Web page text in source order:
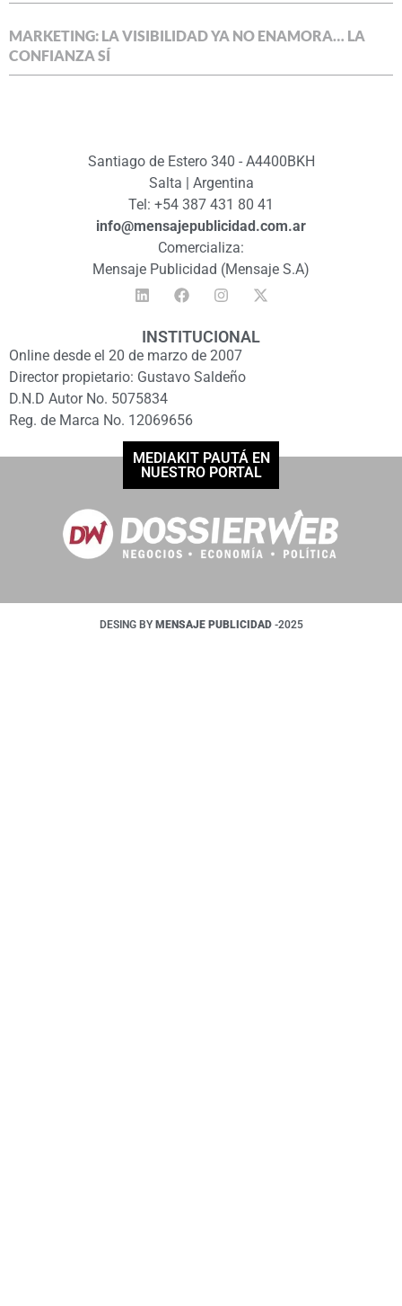
MARKETING: LA VISIBILIDAD YA NO ENAMORA… LA
CONFIANZA SÍ
Santiago de Estero 340 - A4400BKH
Salta | Argentina
Tel: +54 387 431 80 41
info@mensajepublicidad.com.ar
Comercializa:
Mensaje Publicidad (Mensaje S.A)
INSTITUCIONAL
Online desde el 20 de marzo de 2007
Director propietario: Gustavo Saldeño
D.N.D Autor No. 5075834
Reg. de Marca No. 12069656
MEDIAKIT PAUTÁ EN
NUESTRO PORTAL
DESING BY MENSAJE PUBLICIDAD -2025